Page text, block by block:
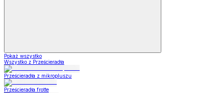
Pokaż wszystko
Wszystko z Prześcieradła
Prześcieradła z mikropluszu
Prześcieradła frotte